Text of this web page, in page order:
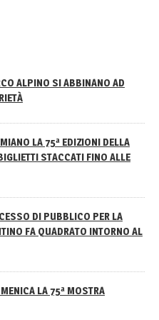
ALPINO SI ABBINANO AD
LA 75ª EDIZIONI DELLA
STACCATI FINO ALLE
DI PUBBLICO PER LA
FA QUADRATO INTORNO AL
LA 75ª MOSTRA